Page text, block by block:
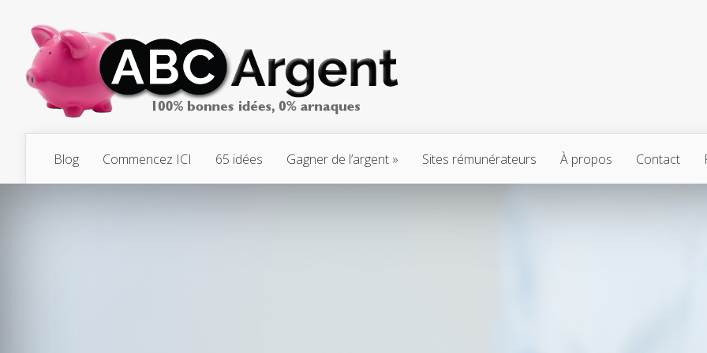
Blog Commencez ICI 65 idées Gagner de l’argent Sites rémunérateurs À propos Contact